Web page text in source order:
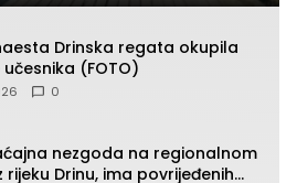
Drinska regata okupila
(FOTO)
0
nezgoda na regionalnom
rijeku Drinu, ima povrijeđenih